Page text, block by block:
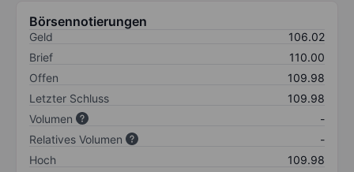
Börsennotierungen
Geld
106.02
Brief
110.00
Offen
109.98
Letzter Schluss
109.98
Volumen
-
Relatives Volumen
-
Hoch
109.98